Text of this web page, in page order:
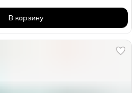
В корзину